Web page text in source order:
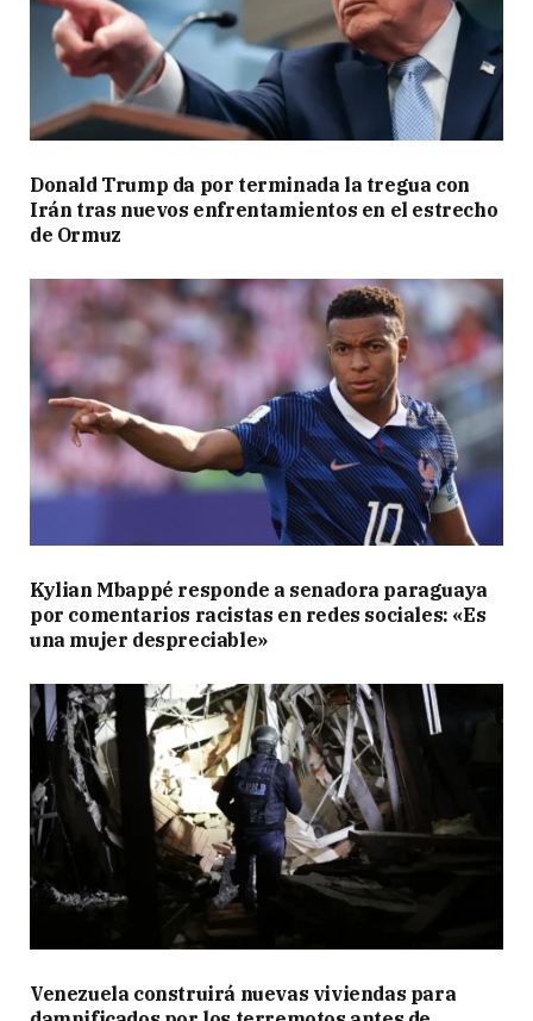
Donald Trump da por terminada la tregua con
Irán tras nuevos enfrentamientos en el estrecho
de Ormuz
Kylian Mbappé responde a senadora paraguaya
por comentarios racistas en redes sociales: «Es
una mujer despreciable»
Venezuela construirá nuevas viviendas para